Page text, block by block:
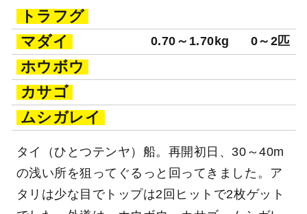
トラフグ
マダイ
0.70～1.70kg 0～2匹
ホウボウ
カサゴ
ムシガレイ
タイ（ひとつテンヤ）船。再開初日、30～40m
の浅い所を狙ってぐるっと回ってきました。ア
タリは少な目でトップは2回ヒットで2枚ゲット